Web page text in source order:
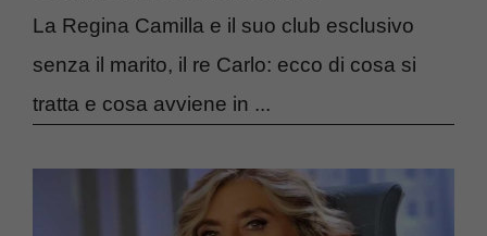
La Regina Camilla e il suo club esclusivo
senza il marito, il re Carlo: ecco di cosa si
tratta e cosa avviene in ...